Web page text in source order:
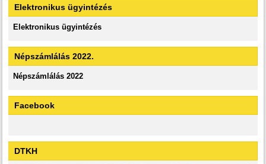
Elektronikus ügyintézés
Elektronikus ügyintézés
Népszámlálás 2022.
Népszámlálás 2022
Facebook
DTKH